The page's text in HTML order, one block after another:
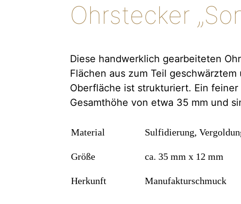
Ohrstecker
Diese handwerklich gearbeiteten
Flächen aus zum Teil
Oberfläche ist strukturiert. Ein
Gesamthöhe von etwa 35 mm und
Material Sulfidierung,
Größe ca. 35 mm x 12 mm
Herkunft Manufakturschmuck